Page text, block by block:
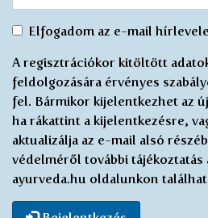
Egyetértek
elektronikus
újság
küldésével
*
Elfogadom az e-mail
A regisztrációkor kitöltött
feldolgozására érvényes
fel. Bármikor kijelentkezhet az
ha rákattint a kijelentkezésre,
aktualizálja az e-mail alsó
védelméről további
ayurveda.hu oldalunkon